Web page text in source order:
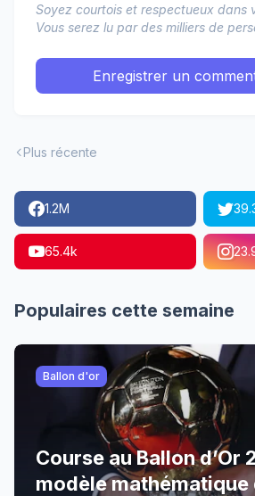
Soyez courtois et respectueux dans
Vous serez lu par des milliers de
Enregistrer un
Plus récente
1.2M
65.4k
Populaires cette semaine
Ballon d'or
Course au Ballon d’Or
modèle mathématique